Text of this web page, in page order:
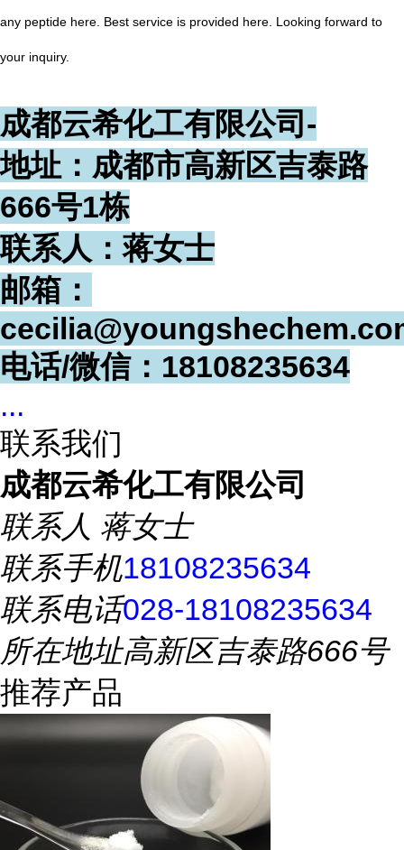
any peptide here. Best service is provided here. Looking forward to
your inquiry.
成都云希化工有限公司-
地址：成都市高新区吉泰路
666号1栋
联系人：蒋女士
邮箱：
电话/微信：18108235634
...
联系我们
成都云希化工有限公司
联系人 蒋女士
联系手机18108235634
联系电话028-18108235634
所在地址高新区吉泰路666号
推荐产品